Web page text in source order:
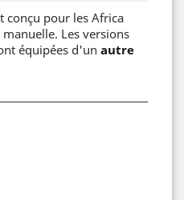
conçu pour les Africa
Les versions
équipées d'un autre